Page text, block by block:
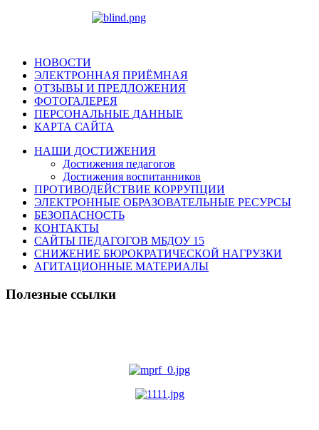
НОВОСТИ
ЭЛЕКТРОННАЯ ПРИЁМНАЯ
ОТЗЫВЫ И ПРЕДЛОЖЕНИЯ
ФОТОГАЛЕРЕЯ
ПЕРСОНАЛЬНЫЕ ДАННЫЕ
КАРТА САЙТА
НАШИ ДОСТИЖЕНИЯ
Достижения педагогов
Достижения воспитанников
ПРОТИВОДЕЙСТВИЕ КОРРУПЦИИ
ЭЛЕКТРОННЫЕ ОБРАЗОВАТЕЛЬНЫЕ РЕСУРСЫ
БЕЗОПАСНОСТЬ
КОНТАКТЫ
САЙТЫ ПЕДАГОГОВ МБДОУ 15
СНИЖЕНИЕ БЮРОКРАТИЧЕСКОЙ НАГРУЗКИ
АГИТАЦИОННЫЕ МАТЕРИАЛЫ
Полезные ссылки